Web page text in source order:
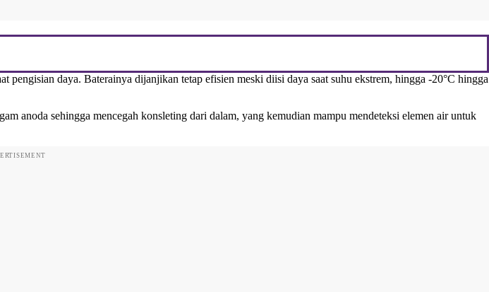
pengisian daya. Baterainya dijanjikan tetap efisien meski diisi daya saat suhu ekstrem, hingga -20°C hingga
anoda sehingga mencegah konsleting dari dalam, yang kemudian mampu mendeteksi elemen air untuk